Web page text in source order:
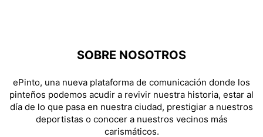
SOBRE NOSOTROS
ePinto, una nueva plataforma de comunicación donde los
pinteños podemos acudir a revivir nuestra historia, estar al
día de lo que pasa en nuestra ciudad, prestigiar a nuestros
deportistas o conocer a nuestros vecinos más
carismáticos.